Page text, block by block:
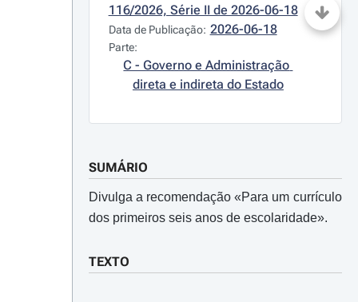
116/2026, Série II de 2026-06-18
Data de Publicação: 2026-06-18
Parte:
C - Governo e Administração
direta e indireta do Estado
SUMÁRIO
Divulga a recomendação «Para um currículo
dos primeiros seis anos de escolaridade».
TEXTO